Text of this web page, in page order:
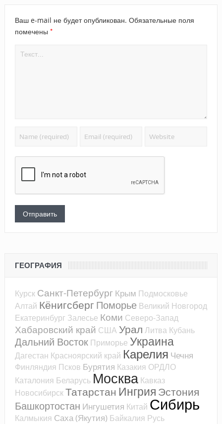
Ваш e-mail не будет опубликован. Обязательные поля
помечены *
ГЕОГРАФИЯ
Курск Санкт-Петербург Крым Подмосковье
Алтай Кёнигсберг Поморье Великий Новгород
Екатеринбург Залесье Коми Северо-Запад
Хабаровский край США Урал Литва Кубань
Дальний Восток Приморье Украина
Дагестан Красноярский край Карелия Чечня
Финляндия Псков Бурятия Казакия ОРДЛО
Каталония Беларусь Москва Кавказ
НовосибирскТатарстан Ингрия Эстония
Башкортостан Ингушетия Китай Сибирь
Калмыкия Саха (Якутия) Байкалия Русь